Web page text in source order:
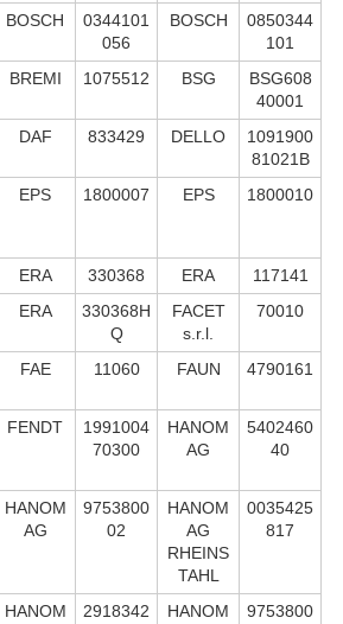
BOSCH
0344101
056
BOSCH
0850344
101
BREMI 1075512 BSG
BSG608
40001
DAF 833429 DELLO
1091900
81021B
EPS 1800007 EPS 1800010
ERA 330368 ERA
117141
ERA
330368H
Q
FACET
s.r.l.
70010
FAE 11060 FAUN 4790161
FENDT
1991004
70300
HANOM
AG
5402460
40
HANOM
AG
9753800
02
HANOM
AG
RHEINS
TAHL
0035425
817
HANOM
2918342
HANOM
9753800